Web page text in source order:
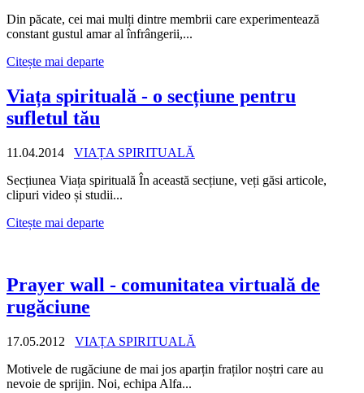
Din păcate, cei mai mulți dintre membrii care experimentează
constant gustul amar al înfrângerii,...
Citește mai departe
Viața spirituală - o secțiune pentru
sufletul tău
11.04.2014
VIAȚA SPIRITUALĂ
Secțiunea Viața spirituală În această secțiune, veți găsi articole,
clipuri video și studii...
Citește mai departe
Prayer wall - comunitatea virtuală de
rugăciune
17.05.2012
VIAȚA SPIRITUALĂ
Motivele de rugăciune de mai jos aparțin fraților noștri care au
nevoie de sprijin. Noi, echipa Alfa...